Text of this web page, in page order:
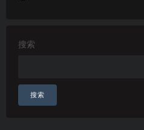
搜索
搜索